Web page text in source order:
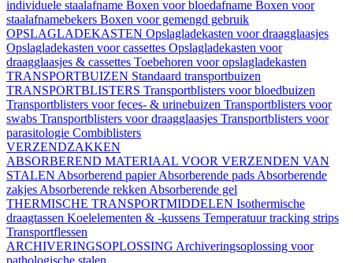
individuele staalafname Boxen voor bloedafname Boxen voor
staalafnamebekers Boxen voor gemengd gebruik
OPSLAGLADEKASTEN Opslagladekasten voor draagglaasjes
Opslagladekasten voor cassettes Opslagladekasten voor
draagglaasjes & cassettes Toebehoren voor opslagladekasten
TRANSPORTBUIZEN Standaard transportbuizen
TRANSPORTBLISTERS Transportblisters voor bloedbuizen
Transportblisters voor feces- & urinebuizen Transportblisters voor
swabs Transportblisters voor draagglaasjes Transportblisters voor
parasitologie Combiblisters
VERZENDZAKKEN
ABSORBEREND MATERIAAL VOOR VERZENDEN VAN
STALEN Absorberend papierAbsorberende pads Absorberende
zakjes Absorberende rekken Absorberende gel
THERMISCHE TRANSPORTMIDDELEN Isothermische
draagtassen Koelelementen & -kussens Temperatuur tracking strips
Transportflessen
ARCHIVERINGSOPLOSSING Archiveringsoplossing voor